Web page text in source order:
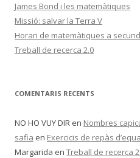
James Bond i les matemàtiques
Missió: salvar la Terra V
Horari de matemàtiques a
Treball de recerca 2.0
COMENTARIS RECENTS
NO HO VUY DIR en Nombres
safia en Exercicis de repàs
Margarida en Treball de recerca